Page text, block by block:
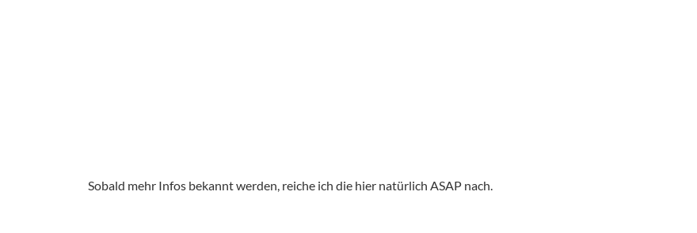
Sobald mehr Infos bekannt werden, reiche ich die hier natürlich ASAP nach.